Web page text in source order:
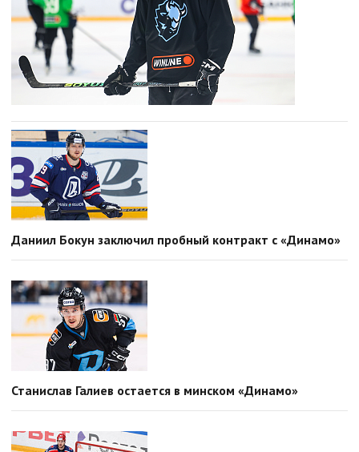
Даниил Бокун заключил пробный контракт с «Динамо»
Станислав Галиев остается в минском «Динамо»